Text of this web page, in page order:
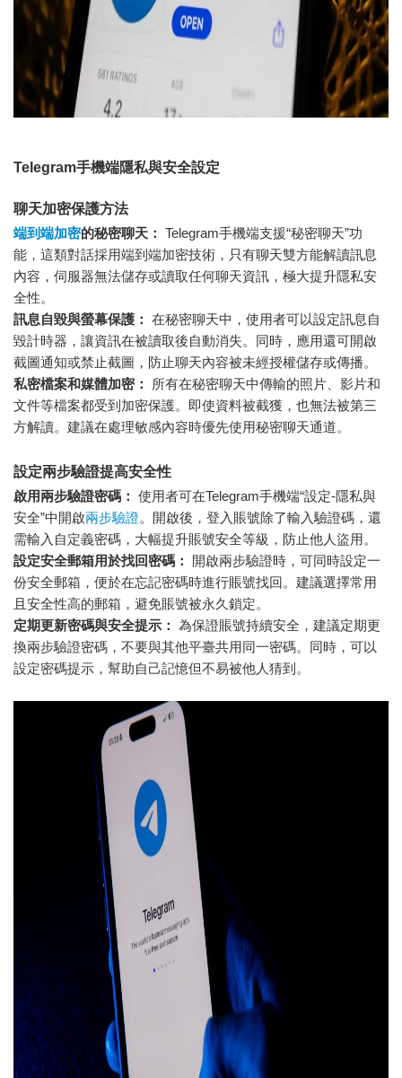
Telegram手機端隱私與安全設定
聊天加密保護方法
端到端加密的秘密聊天： Telegram手機端支援“秘密聊天”功
能，這類對話採用端到端加密技術，只有聊天雙方能解讀訊息
內容，伺服器無法儲存或讀取任何聊天資訊，極大提升隱私安
全性。
訊息自毀與螢幕保護： 在秘密聊天中，使用者可以設定訊息自
毀計時器，讓資訊在被讀取後自動消失。同時，應用還可開啟
截圖通知或禁止截圖，防止聊天內容被未經授權儲存或傳播。
私密檔案和媒體加密：
所有在秘密聊天中傳輸的照片、影片和
文件等檔案都受到加密保護。即使資料被截獲，也無法被第三
方解讀。建議在處理敏感內容時優先使用秘密聊天通道。
設定兩步驗證提高安全性
啟用兩步驗證密碼： 使用者可在Telegram手機端“設定-隱私與
安全”中開啟兩步驗證。開啟後，登入賬號除了輸入驗證碼，還
需輸入自定義密碼，大幅提升賬號安全等級，防止他人盜用。
設定安全郵箱用於找回密碼：
開啟兩步驗證時，可同時設定一
份安全郵箱，便於在忘記密碼時進行賬號找回。建議選擇常用
且安全性高的郵箱，避免賬號被永久鎖定。
定期更新密碼與安全提示： 為保證賬號持續安全，建議定期更
換兩步驗證密碼，不要與其他平臺共用同一密碼。同時，可以
設定密碼提示，幫助自己記憶但不易被他人猜到。